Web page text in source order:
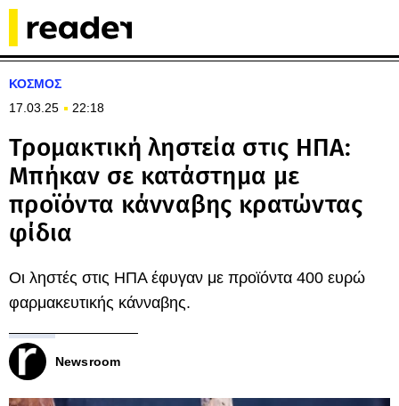
ΚΟΣΜΟΣ
17.03.25
22:18
Τρομακτική ληστεία στις ΗΠΑ:
Μπήκαν σε κατάστημα με
προϊόντα κάνναβης κρατώντας
φίδια
Οι ληστές στις ΗΠΑ έφυγαν με προϊόντα 400 ευρώ
φαρμακευτικής κάνναβης.
Newsroom